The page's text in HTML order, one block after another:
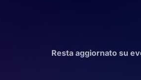
Resta aggiornato su